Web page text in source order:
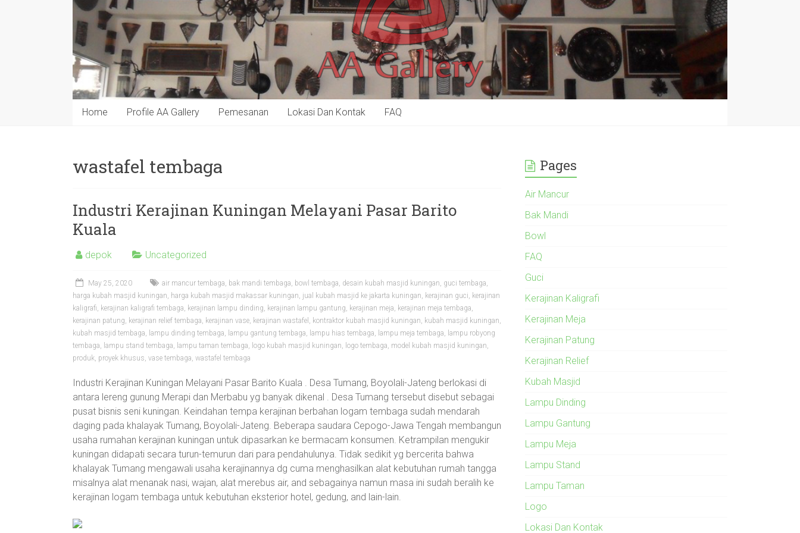
Home Profile AA Gallery Pemesanan Lokasi Dan Kontak FAQ
wastafel tembaga
Industri Kerajinan Kuningan Melayani Pasar Barito
Kuala
depok Uncategorized
May 25, 2020 air mancur tembaga, bak mandi tembaga, bowl tembaga, desain kubah masjid kuningan, guci tembaga,
harga kubah masjid kuningan, harga kubah masjid makassar kuningan, jual kubah masjid ke jakarta kuningan, kerajinan guci, kerajinan
kaligrafi, kerajinan kaligrafi tembaga, kerajinan lampu dinding, kerajinan lampu gantung, kerajinan meja, kerajinan meja tembaga,
kerajinan patung, kerajinan relief tembaga, kerajinan vase, kerajinan wastafel , kontraktor kubah masjid kuningan, kubah masjid kuningan,
kubah masjid tembaga, lampu dinding tembaga, lampu gantung tembaga, lampu hias tembaga, lampu meja tembaga, lampu robyong
tembaga, lampu stand tembaga, lampu taman tembaga, logo kubah masjid kuningan, logo tembaga, model kubah masjid kuningan,
produk, proyek khusus, vase tembaga, wastafel tembaga
Industri Kerajinan Kuningan Melayani Pasar Barito Kuala . Desa Tumang, Boyolali-Jateng berlokasi di
antara lereng gunung Merapi dan Merbabu yg banyak dikenal . Desa Tumang tersebut disebut sebagai
pusat bisnis seni kuningan. Keindahan tempa kerajinan berbahan logam tembaga sudah mendarah
daging pada khalayak Tumang, Boyolali-Jateng. Beberapa saudara Cepogo-Jawa Tengah membangun
usaha rumahan kerajinan kuningan untuk dipasarkan ke bermacam konsumen. Ketrampilan mengukir
kuningan didapati secara turun-temurun dari para pendahulunya. Tidak sedikit yg bercerita bahwa
khalayak Tumang mengawali usaha kerajinannya dg cuma menghasilkan alat kebutuhan rumah tangga
misalnya alat menanak nasi, wajan, alat merebus air, and sebagainya namun masa ini sudah beralih ke
kerajinan logam tembaga untuk kebutuhan eksterior hotel, gedung, and lain-lain.
Pages
Air Mancur
Bak Mandi
Bowl
FAQ
Guci
Kerajinan Kaligrafi
Kerajinan Meja
Kerajinan Patung
Kerajinan Relief
Kubah Masjid
Lampu Dinding
Lampu Gantung
Lampu Meja
Lampu Stand
Lampu Taman
Logo
Lokasi Dan Kontak